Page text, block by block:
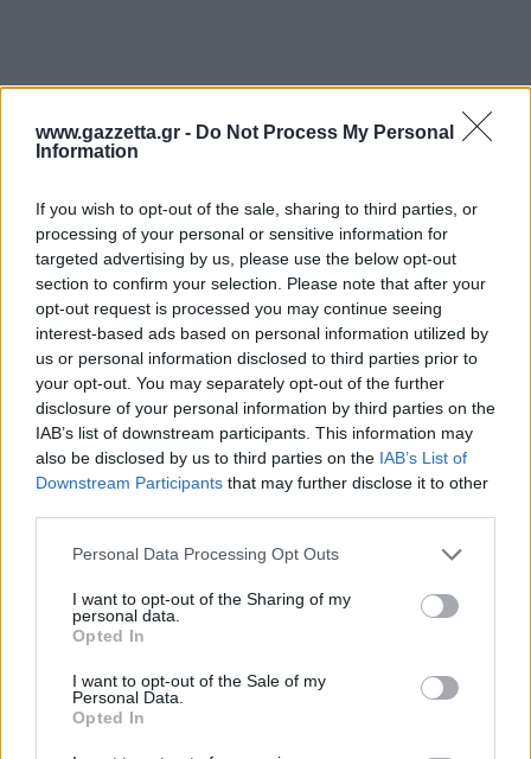
www.gazzetta.gr - Do Not Process My Personal
Information
If you wish to opt-out of the sale, sharing to third parties, or
processing of your personal or sensitive information for
targeted advertising by us, please use the below opt-out
section to confirm your selection. Please note that after your
opt-out request is processed you may continue seeing
interest-based ads based on personal information utilized by
us or personal information disclosed to third parties prior to
your opt-out. You may separately opt-out of the further
disclosure of your personal information by third parties on the
IAB’s list of downstream participants. This information may
also be disclosed by us to third parties on the IAB’s List of
Downstream Participants that may further disclose it to other
Please note that this website/app uses one or more Google
not limited to your visit or usage behaviour. You may click to
grant or deny consent to Google and its third-party tags to
use your data for below specified purposes in below Google
consent section.
Personal Data Processing Opt Outs
I want to opt-out of the Sharing of my
personal data.
Opted In
I want to opt-out of the Sale of my
Personal Data.
Opted In
Τουμπέλιςείχε 16 πόντους, 3 ριμπάουντ, 1 ασίστ
και 3 κλεψίματα σε 28:20 λεπτά συμμετοχής
συγκεντρώνοντας 19 βαθμούς στο PIR.
ΤΟ ΣΤΑΤΙΣΤΙΚΟ ΠΟΥ ΞΕΧΩΡΙΣΕ:
Τα 17 επιθετικά
ριμπάουντ τηςΦενέρμπαχτσε